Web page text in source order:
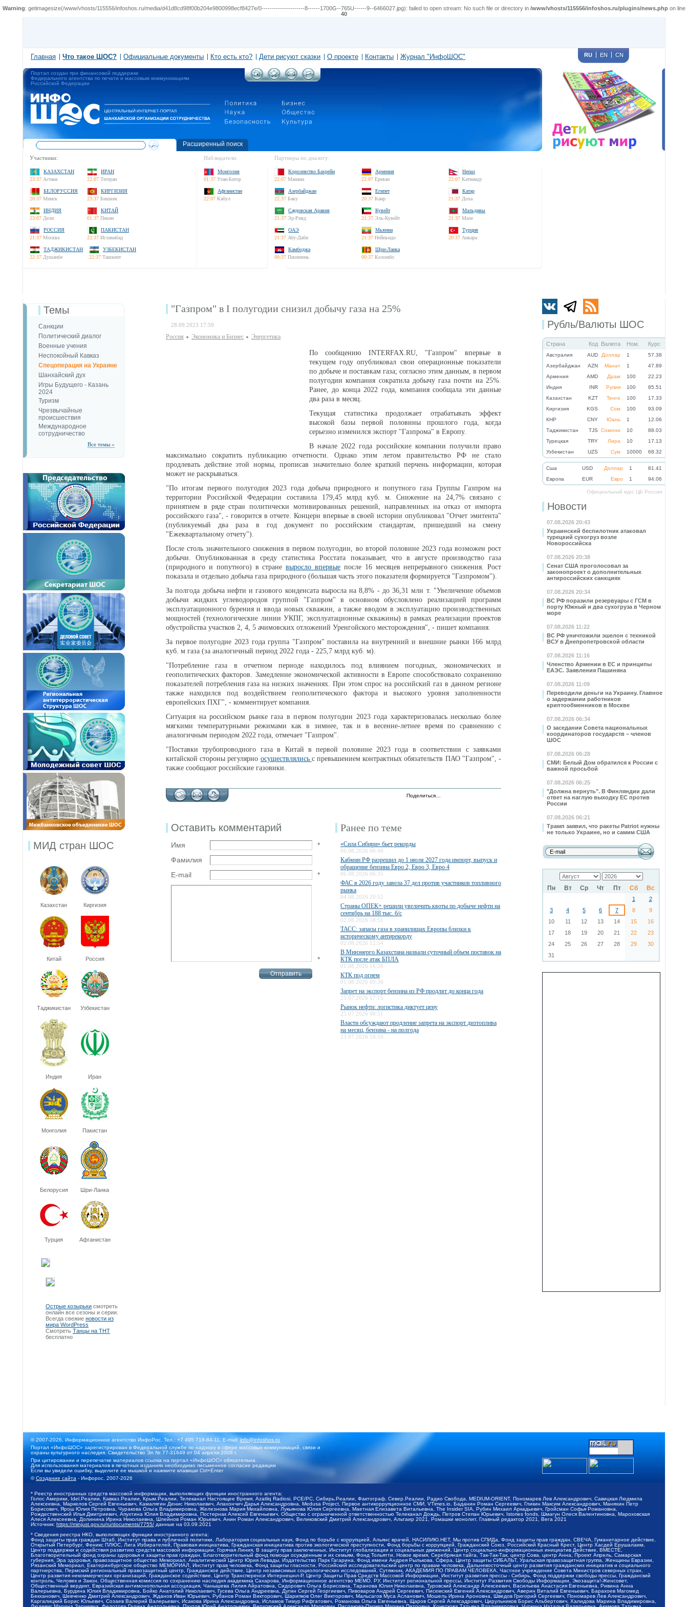
Warning: getimagesize(/www/vhosts/115556/infoshos.ru/media/d41d8cd98f00b204e9800998ecf8427e/0---------------------8------1700G--765U------9--6466027.jpg): failed to open stream: No such file or directory in /www/vhosts/115556/infoshos.ru/plugins/news.php on line
40
Главная Что такое ШОС? Официальные документы Кто есть кто? Дети рисуют сказки О проекте Контакты Журнал "ИнфоШОС" RU EN CN
Портал создан при финансовой поддержке
Федерального агентства по печати и массовым коммуникациям
Российской Федерации
Расширенный поиск
Участники:
КАЗАХСТАН
23:37 Астана
ИРАН
22:07 Тегеран
БЕЛОРУССИЯ
20:37 Минск
КИРГИЗИЯ
23:37 Бишкек
ИНДИЯ
23:07 Дели
КИТАЙ
01:37 Пекин
РОССИЯ
21:37 Москва
ПАКИСТАН
22:37 Исламабад
ТАДЖИКИСТАН
22:37 Душанбе
УЗБЕКИСТАН
22:37 Ташкент
Наблюдатели:
Монголия
01:37 Улан-Батор
Афганистан
22:07 Кабул
Партнеры по диалогу:
Королевство Бахрейн
22:07 Манама
Армения
22:07 Ереван
Непал
22:07 Катманду
Азербайджан
22:37 Баку
Египет
20:37 Каир
Катар
21:37 Доха
Саудовская Аравия
21:37 Эр-Рияд
Кувейт
21:37 Эль-Кувейт
Мальдивы
21:37 Мале
ОАЭ
21:37 Абу-Даби
Мьянма
21:37 Нейпьидо
Турция
20:37 Анкара
Камбоджа
00:37 Пномпень
Шри-Ланка
00:37 Коломбо
Рубль/Валюты ШОС
Страна Код Валюта Ном. Курс
Австралия AUD Доллар 1
57.38
Азербайджан
AZN Манат 1
47.89
Армения
AMD Драм 100
22.23
Индия
INR Рупия 100
85.51
Казахстан
KZT Тенге 100
17.33
Киргизия
KGS Сом 100
93.09
КНР
CNY Юань 1
12.06
Таджикистан
TJS Сомони 10
88.03
Турецкая
TRY Лира 10
17.13
Узбекистан
UZS Сум 10000 68.32
Cша USD Доллар 1
81.41
Eвропа
EUR Евро 1 94.06
Официальный курс ЦБ России
Новости
07.08.2026 20:43
Украинский беспилотник атаковал
турецкий сухогруз возле
Новороссийска
07.08.2026 20:38
Сенат США проголосовал за
законопроект о дополнительных
антироссийских санкциях
07.08.2026 20:34
ВС РФ поразили резервуары с ГСМ в
порту Южный и два сухогруза в Черном
море
07.08.2026 11:22
ВС РФ уничтожили эшелон с техникой
ВСУ в Днепропетровской области
07.08.2026 11:16
Членство Армении в ЕС и принципы
ЕАЭС. Заявления Пашиняна
07.08.2026 11:09
Переводили деньги на Украину. Главное
о задержании работников
криптообменников в Москве
07.08.2026 06:34
О заседании Совета национальных
координаторов государств – членов
ШОС
07.08.2026 06:28
СМИ: Белый Дом обратился к России с
важной просьбой
07.08.2026 06:25
"Должна вернуть". В Финляндии дали
ответ на наглую выходку ЕС против
России
07.08.2026 06:21
Трамп заявил, что ракеты Patriot нужны
не только Украине, но и самим США
Пн Вт Ср Чт Пт Сб Вс
1
2
3
4 5 6 7 8
9
10
11 12 13 14 15
16
17
18 19 20 21 22
23
24
25 26 27 28 29
30
31
Темы
Санкции
Политический диалог
Военные учения
Неспокойный Кавказ
Спецоперация на Украине
Шанхайский дух
Игры Будущего - Казань
2024
Туризм
Чрезвычайные
происшествия
Международное
сотрудничество
Все темы »
МИД стран ШОС
Казахстан Киргизия
Китай Россия
Таджикистан Узбекистан
Индия Иран
Монголия Пакистан
Белорусия Шри-Ланка
Турция Афганистан
Острые козырьки смотреть
онлайн все сезоны и серии.
Всегда свежие новости из
мира WordPress
Смотреть Танцы на ТНТ
бесплатно
"Газпром" в I полугодии снизил добычу газа на 25%
28.09.2023 17:59
Россия Экономика и Бизнес Энергетика
По сообщению INTERFAX.RU, "Газпром" впервые в
текущем году опубликовал свои операционные показатели
по добыче и поставкам газа; согласно этим данным, в первом
полугодии компания сократила добычу газа почти на 25%.
Ранее, до конца 2022 года, компания сообщала эти данные
два раза в месяц.
Текущая статистика продолжает отрабатывать эффект
высокой базы первой половины прошлого года, когда
серьезно изменился экспорт "Газпрома" в Европу.
В начале 2022 года российские компании получили право
максимально сократить публикацию отчетности. Однако этим летом правительство РФ не стало
продлевать действие этой нормы, прописав значительно более краткий перчень информации, которая
может не раскрываться.
"По итогам первого полугодия 2023 года добыча природного и попутного газа Группы Газпром на
территории Российской Федерации составила 179,45 млрд куб. м. Снижение на 24,7% связано с
принятием в ряде стран политически мотивированных решений, направленных на отказ от импорта
российского газа", - говорится в отчете. Концерн впервые в своей истории опубликовал "Отчет эмитента"
(публикуемый два раза в год документ по российским стандартам, пришедший на смену
"Ежеквартальному отчету").
После столь значительного снижения в первом полугодии, во второй половине 2023 года возможен рост
добычи. Опубликованная в среду статистика Росстата показывает, что в августе производство газа
(природного и попутного) в страневыросло впервые после 16 месяцев непрерывного снижения. Рост
показала и отдельно добыча газа природного (большая часть этого показателя формируется "Газпромом").
За полгода добыча нефти и газового конденсата выросла на 8,8% - до 36,31 млн т. "Увеличение объемов
добычи жидких углеводородов группой "Газпром" в основном обусловлено реализацией программ
эксплуатационного бурения и ввода новых скважин, а также вводом в эксплуатацию производственных
мощностей (технологические линии УКПГ, эксплуатационные скважины) в рамках реализации проектов
обустройства участков 2, 4, 5 ачимовских отложений Уренгойского месторождения", - пишет компания.
За первое полугодие 2023 года группа "Газпром" поставила на внутренний и внешние рынки 166 млрд
куб. м газа (за аналогичный период 2022 года - 225,7 млрд куб. м).
"Потребление газа в отчетном периоде находилось под влиянием погодных, экономических и
геополитических факторов. Замедление экономической активности в Европе способствовало сохранению
показателей потребления газа на низких значениях. При этом спрос на российский газ в данном регионе
также находился под воздействием геополитического фактора и высокого уровня заполненности
европейских ПХГ", - комментирует компания.
Ситуация на российском рынке газа в первом полугодии 2023 года характеризовалась несколько более
мягкими температурными режимами как в зимнее, так и в весенне-летнее время по сравнению с
аналогичным периодом 2022 года, отмечает "Газпром".
"Поставки трубопроводного газа в Китай в первой половине 2023 года в соответствии с заявками
китайской стороны регулярно осуществлялись с превышением контрактных обязательств ПАО "Газпром", -
также сообщают российские газовики.
Поделиться…
Оставить комментарий
Имя
*
Фамилия
E-mail
*
*
Ранее по теме
«Сила Сибири» бьет рекорды
06.08.2026 06:48
Кабмин РФ разрешил до 1 июля 2027 года импорт, выпуск и
обращение бензина Евро 2, Евро 3, Евро 4
06.08.2026 06:35
ФАС в 2026 году завела 37 дел против участников топливного
рынка
04.08.2026 20:52
Страны ОПЕК+ решили увеличить квоты по добыче нефти на
сентябрь на 188 тыс. б/с
02.08.2026 18:51
ТАСС: запасы газа в хранилищах Европы близки к
историческому антирекорду
02.08.2026 12:54
В Минэнерго Казахстана назвали суточный объем поставок на
КТК после атак БПЛА
01.08.2026 16:28
КТК под огнем
01.08.2026 09:36
Запрет на экспорт бензина из РФ продлят до конца года
25.07.2026 17:15
Рынок нефти: логистика диктует цену
25.07.2026 08:51
Власти обсуждают продление запрета на экспорт дизтоплива
на месяц, бензина - на полгода
23.07.2026 18:59
© 2007-2026, Информационное агентство ИнфоРос. Тел.: +7 495 718-84-11, E-mail:info@infoshos.ru
Портал «ИнфоШОС» зарегистрирован в Федеральной службе по надзору в сфере массовых коммуникаций, связи и
охраны культурного наследия. Свидетельство Эл № 77-31649 от 04 апреля 2008 г.
При цитировании и перепечатке материалов ссылка на портал «ИнфоШОС» обязательна.
Для использования материалов в печатных изданиях необходимо письменное согласие редакции
Если вы увидели ошибку, выделите ее мышкой и нажмите клавиши Ctrl+Enter
©Создание сайта - Инфорос, 2007-2026
* Реестр иностранных средств массовой информации, выполняющих функции иностранного агента:
Голос Америки, Idel.Реалии, Кавказ.Реалии, Крым.Реалии, Телеканал Настоящее Время, Azatliq Radiosi, PCE/PC, Сибирь.Реалии, Фактограф, Север.Реалии, Радио Свобода, MEDIUM-ORIENT, Пономарев Лев Александрович, Савицкая Людмила
Алексеевна, Маркелов Сергей Евгеньевич, Камалягин Денис Николаевич, Апахончич Дарья Александровна, Medusa Project, Первое антикоррупционное СМИ, VTimes.io, Баданин Роман Сергеевич, Гликин Максим Александрович, Маняхин Петр
Борисович, Ярош Юлия Петровна, Чуракова Ольга Владимировна, Железнова Мария Михайловна, Лукьянова Юлия Сергеевна, Маетная Елизавета Витальевна, The Insider SIA, Рубин Михаил Аркадьевич, Гройсман Софья Романовна,
Рождественский Илья Дмитриевич, Апухтина Юлия Владимировна, Постернак Алексей Евгеньевич, Общество с ограниченной ответственностью Телеканал Дождь, Петров Степан Юрьевич, Istories fonds, Шмагун Олеся Валентиновна, Мароховская
Алеся Алексеевна, Долинина Ирина Николаевна, Шлейнов Роман Юрьевич, Анин Роман Александрович, Великовский Дмитрий Александрович, Альтаир 2021, Ромашки монолит, Главный редактор 2021, Вега 2021
Источник: https://minjust.gov.ru/ru/documents/7755/ данные на 03.09.2021
* Сведения реестра НКО, выполняющих функции иностранного агента:
Фонд защиты прав граждан Штаб, Институт права и публичной политики, Лаборатория социальных наук, Фонд по борьбе с коррупцией, Альянс врачей, НАСИЛИЮ.НЕТ, Мы против СПИДа, Фонд защиты прав граждан, СВЕЧА, Гуманитарное действие,
Открытый Петербург, Феникс ПЛЮС, Лига Избирателей, Правовая инициатива, Гражданская инициатива против экологической преступности, Фонд борьбы с коррупцией, Гражданский Союз, Российский Красный Крест, Центр Хасдей Ерушалаим,
Центр поддержки и содействия развитию средств массовой информации, Горячая Линия, В защиту прав заключенных, Институт глобализации и социальных движений, Центр социально-информационных инициатив Действие, ВМЕСТЕ,
Благотворительный фонд охраны здоровья и защиты прав граждан, Благотворительный фонд помощи осужденным и их семьям, Фонд Тольятти, Новое время, Серебряная тайга, Так-Так-Так, центр Сова, центр Анна, Проект Апрель, Самарская
губерния, Эра здоровья, правозащитное общество Мемориал, Аналитический Центр Юрия Левады, Издательство Парк Гагарина, Фонд имени Андрея Рылькова, Сфера, Центр защиты СИБАЛЬТ, Уральская правозащитная группа, Женщины Евразии,
Рязанский Мемориал, Екатеринбургское общество МЕМОРИАЛ, Институт прав человека, Фонд защиты гласности, Российский исследовательский центр по правам человека, Дальневосточный центр развития гражданских инициатив и социального
партнерства, Пермский региональный правозащитный центр, Гражданское действие, Центр независимых социологических исследований, Сутяжник, АКАДЕМИЯ ПО ПРАВАМ ЧЕЛОВЕКА, Частное учреждение Совета Министров северных стран,
Центр развития некоммерческих организаций, Гражданское содействие, Центр Трансперенси Интернешнл-Р, Центр Защиты Прав Средств Массовой Информации, Институт развития прессы - Сибирь, Фонд поддержки свободы прессы, Гражданский
контроль, Человек и Закон, Общественная комиссия по сохранению наследия академика Сахарова, Информационное агентство МЕМО. РУ, Институт региональной прессы, Институт Развития Свободы Информации, Экозащита!-Женсовет,
Общественный вердикт, Евразийская антимонопольная ассоциация, Чанышева Лилия Айратовна, Сидорович Ольга Борисовна, Таранова Юлия Николаевна, Туровский Александр Алексеевич, Васильева Анастасия Евгеньевна, Ривина Анна
Валерьевна, Бурдина Юлия Владимировна, Бойко Анатолий Николаевич, Гусева Ольга Андреевна, Дугин Сергей Георгиевич, Пивоваров Андрей Сергеевич, Писемский Евгений Александрович, Аверин Виталий Евгеньевич, Барахоев Магомед
Бекханович, Шевченко Дмитрий Александрович, Жданов Иван Юрьевич, Рубанов Роман Викторович, Шарипков Олег Викторович, Мальсагов Муса Асланович, Мошель Ирина Ароновна, Шведов Григорий Сергеевич, Пономарев Лев Александрович,
Каргалицкий Борис Юльевич, Созаев Валерий Валерьевич, Исакова Ирина Александровна, Исламов Тимур Рифгатович, Романова Ольга Евгеньевна, Щаров Сергей Алексадрович, Цирульников Борис Альбертович, Халидова Марина Владимировна,